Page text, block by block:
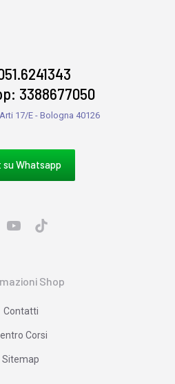
3388677050
17/E - Bologna 40126
su Whatsapp
Shop
Contatti
Corsi
Sitemap